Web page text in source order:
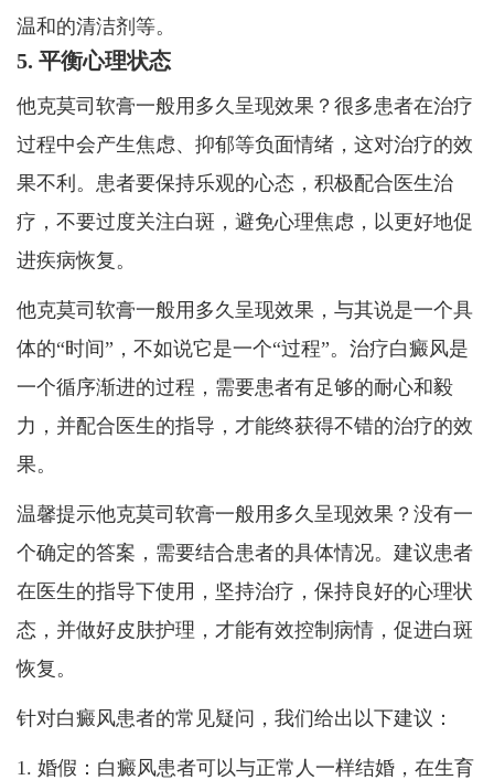
温和的清洁剂等。
5. 平衡心理状态
他克莫司软膏一般用多久呈现效果？很多患者在治疗
过程中会产生焦虑、抑郁等负面情绪，这对治疗的效
果不利。患者要保持乐观的心态，积极配合医生治
疗，不要过度关注白斑，避免心理焦虑，以更好地促
进疾病恢复。
他克莫司软膏一般用多久呈现效果，与其说是一个具
体的“时间”，不如说它是一个“过程”。治疗白癜风是
一个循序渐进的过程，需要患者有足够的耐心和毅
力，并配合医生的指导，才能终获得不错的治疗的效
果。
温馨提示他克莫司软膏一般用多久呈现效果？没有一
个确定的答案，需要结合患者的具体情况。建议患者
在医生的指导下使用，坚持治疗，保持良好的心理状
态，并做好皮肤护理，才能有效控制病情，促进白斑
恢复。
针对白癜风患者的常见疑问，我们给出以下建议：
1. 婚假：白癜风患者可以与正常人一样结婚，在生育